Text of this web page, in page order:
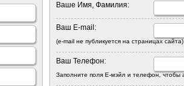
Ваше Имя, Фамилия:
Ваш E-mail:
(e-mail не публикуется на страницах сайта)
Ваш Телефон:
Заполните поля Е-мэйл и телефон, чтобы